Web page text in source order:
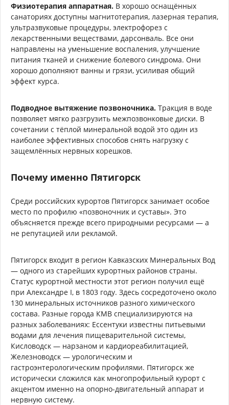
Физиотерапия аппаратная. В хорошо оснащённых
санаториях доступны магнитотерапия, лазерная терапия,
ультразвуковые процедуры, электрофорез с
лекарственными веществами, дарсонваль. Все они
направлены на уменьшение воспаления, улучшение
питания тканей и снижение болевого синдрома. Они
хорошо дополняют ванны и грязи, усиливая общий
эффект курса.
Подводное вытяжение позвоночника. Тракция в воде
позволяет мягко разгрузить межпозвонковые диски. В
сочетании с тёплой минеральной водой это один из
наиболее эффективных способов снять нагрузку с
защемлённых нервных корешков.
Почему именно Пятигорск
Среди российских курортов Пятигорск занимает особое
место по профилю «позвоночник и суставы». Это
объясняется прежде всего природными ресурсами — а
не репутацией или рекламой.
Пятигорск входит в регион Кавказских Минеральных Вод
— одного из старейших курортных районов страны.
Статус курортной местности этот регион получил ещё
при Александре I, в 1803 году. Здесь сосредоточено около
130 минеральных источников разного химического
состава. Разные города КМВ специализируются на
разных заболеваниях: Ессентуки известны питьевыми
водами для лечения пищеварительной системы,
Кисловодск — нарзаном и кардиореабилитацией,
Железноводск — урологическим и
гастроэнтерологическим профилями. Пятигорск же
исторически сложился как многопрофильный курорт с
акцентом именно на опорно-двигательный аппарат и
нервную систему.